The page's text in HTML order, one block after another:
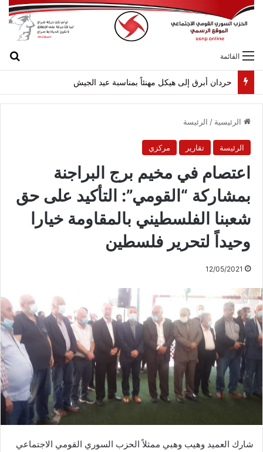
القائمة
حردان أبرق إلى هيكل مهنئاً بمناسبة عيد الجيش
الرئيسية / الرئيسة
الرئيسة تقارير مركزي
اعتصام في مخيم برج البراجنة
بمشاركة “القومي”: التأكيد على حق
شعبنا الفلسطيني بالمقاومة خيارا
وحيداً لتحرير فلسطين
12/05/2021
شارك العميد وهيب وهبي ممثلاً الحزب السوري القومي الاجتماعي